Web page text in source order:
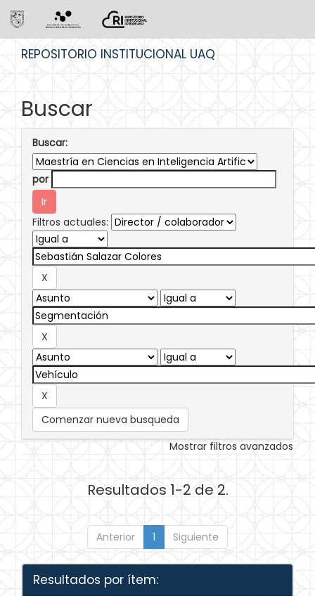
REPOSITORIO INSTITUCIONAL UAQ
Buscar
Buscar:
por
Filtros actuales:
Comenzar nueva busqueda
Mostrar filtros avanzados
Resultados 1-2 de 2.
Anterior 1 Siguiente
Resultados por ítem: